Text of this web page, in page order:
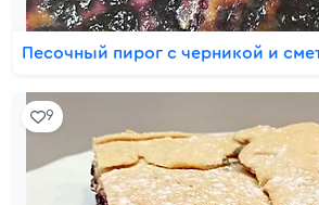
Песочный пирог с черникой и
9